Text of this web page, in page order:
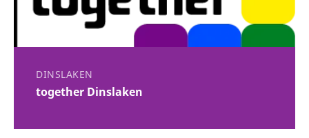
DINSLAKEN
together Dinslaken